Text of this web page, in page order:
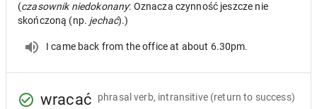
(czasownik niedokonany: Oznacza czynność jeszcze nie
skończoną (np. jechać).)
I came back from the office at about 6.30pm.
wracać phrasal verb, intransitive (return to success)